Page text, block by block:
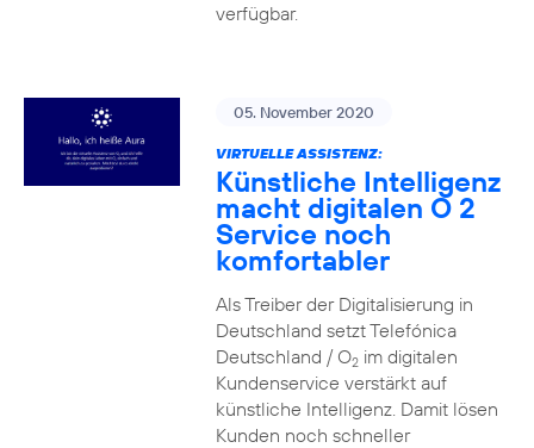
verfügbar.
05. November 2020
VIRTUELLE ASSISTENZ:
Künstliche Intelligenz
macht digitalen O 2
Service noch
komfortabler
Als Treiber der Digitalisierung in
Deutschland setzt Telefónica
Deutschland / O2im digitalen
Kundenservice verstärkt auf
künstliche Intelligenz. Damit lösen
Kunden noch schneller